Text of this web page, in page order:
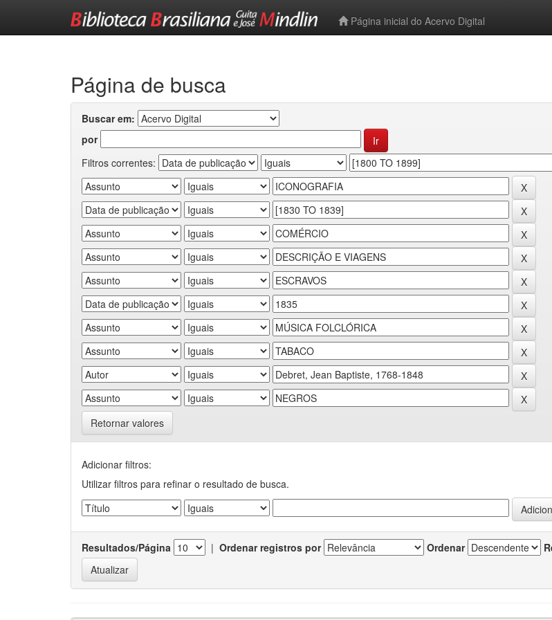
Página inicial do Acervo Digital
Página de busca
Buscar em:
por
Filtros correntes:
Retornar valores
Adicionar filtros:
Utilizar filtros para refinar o resultado de busca.
Resultados/Página | Ordenar registros por Ordenar